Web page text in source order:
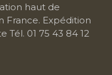
haut de
France. Expédition
01 75 43 84 12